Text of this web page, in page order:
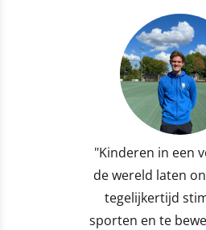
"Kinderen in een
de wereld laten
tegelijkertijd
sporten en te